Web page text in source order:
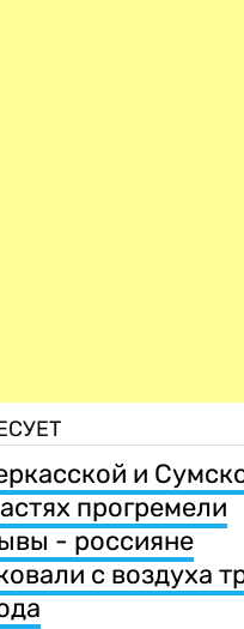
и
прогремели
- россияне
с воздуха